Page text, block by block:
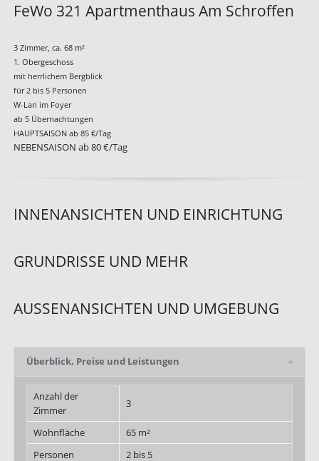
FeWo 321 Apartmenthaus Am Schroffen
3 Zimmer, ca. 68 m²
1. Obergeschoss
mit herrlichem Bergblick
für 2 bis 5 Personen
W-Lan im Foyer
ab 5 Übernachtungen
HAUPTSAISON ab 85 €/Tag
NEBENSAISON ab 80 €/Tag
INNENANSICHTEN UND EINRICHTUNG
GRUNDRISSE UND MEHR
AUSSENANSICHTEN UND UMGEBUNG
Überblick, Preise und Leistungen
Anzahl der
Zimmer
3
Wohnfläche
65 m²
Personen
2 bis 5